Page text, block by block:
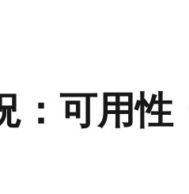
可用性